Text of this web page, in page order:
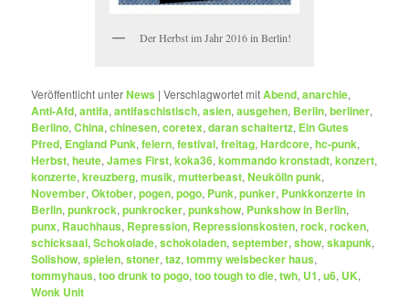
Der Herbst im Jahr 2016 in Berlin!
Veröffentlicht unterNews |Verschlagwortet mitAbend,anarchie,
Anti-Afd,antifa,antifaschistisch,asien,ausgehen, Berlin,berliner,
Berlino,China,chinesen,coretex,daran schaitertz, Ein Gutes
Pfred, England Punk,feiern,festival,freitag,Hardcore,hc-punk,
Herbst,heute,James First,koka36,kommando kronstadt,konzert,
konzerte,kreuzberg,musik,mutterbeast,Neukölln punk,
November,Oktober,pogen,pogo, Punk,punker, Punkkonzerte in
Berlin,punkrock,punkrocker,punkshow, Punkshow in Berlin,
punx, Rauchhaus, Repression, Repressionskosten,rock,rocken,
schicksaal,Schokolade,schokoladen,september,show,skapunk,
Solishow,spielen,stoner,taz,tommy weisbecker haus,
tommyhaus,too drunk to pogo,too tough to die,twh, U1,u6, UK,
Wonk Unit